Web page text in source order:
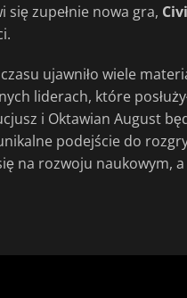
zupełnie nowa gra,
ujawniło wiele
liderach, które
i Oktawian August
podejście do
na rozwoju naukowym,